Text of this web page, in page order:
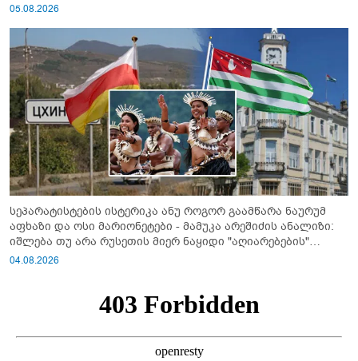
05.08.2026
სეპარატისტების ისტერიკა ანუ როგორ გაამწარა ნაურუმ
აფხაზი და ოსი მარიონეტები - მამუკა არეშიძის ანალიზი:
იშლება თუ არა რუსეთის მიერ ნაყიდი "აღიარებების"
სისტემა?!
04.08.2026